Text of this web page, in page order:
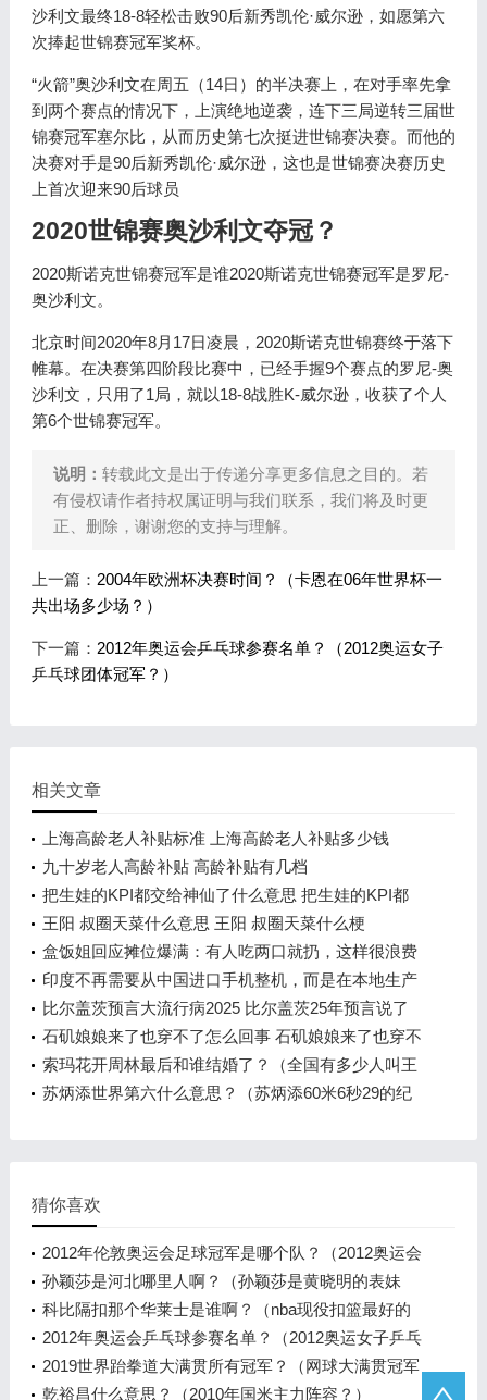
沙利文最终18-8轻松击败90后新秀凯伦·威尔逊，如愿第六
次捧起世锦赛冠军奖杯。
“火箭”奥沙利文在周五（14日）的半决赛上，在对手率先拿
到两个赛点的情况下，上演绝地逆袭，连下三局逆转三届世
锦赛冠军塞尔比，从而历史第七次挺进世锦赛决赛。而他的
决赛对手是90后新秀凯伦·威尔逊，这也是世锦赛决赛历史
上首次迎来90后球员
2020世锦赛奥沙利文夺冠？
2020斯诺克世锦赛冠军是谁2020斯诺克世锦赛冠军是罗尼-
奥沙利文。
北京时间2020年8月17日凌晨，2020斯诺克世锦赛终于落下
帷幕。在决赛第四阶段比赛中，已经手握9个赛点的罗尼-奥
沙利文，只用了1局，就以18-8战胜K-威尔逊，收获了个人
第6个世锦赛冠军。
说明： 转载此文是出于传递分享更多信息之目的。若
有侵权请作者持权属证明与我们联系，我们将及时更
正、删除，谢谢您的支持与理解。
上一篇： 2004年欧洲杯决赛时间？（卡恩在06年世界杯一
共出场多少场？）
下一篇： 2012年奥运会乒乓球参赛名单？（2012奥运女子
乒乓球团体冠军？）
相关文章
上海高龄老人补贴标准 上海高龄老人补贴多少钱
九十岁老人高龄补贴 高龄补贴有几档
把生娃的KPI都交给神仙了什么意思 把生娃的KPI都
交给神仙了什么情况
王阳 叔圈天菜什么意思 王阳 叔圈天菜什么梗
盒饭姐回应摊位爆满：有人吃两口就扔，这样很浪费
粮食
印度不再需要从中国进口手机整机，而是在本地生产
制造
比尔盖茨预言大流行病2025 比尔盖茨25年预言说了
什么
石矶娘娘来了也穿不了怎么回事 石矶娘娘来了也穿不
了啥情况
索玛花开周林最后和谁结婚了？（全国有多少人叫王
敏？）
苏炳添世界第六什么意思？（苏炳添60米6秒29的纪
猜你喜欢
2012年伦敦奥运会足球冠军是哪个队？（2012奥运会
足球决赛比分？）
孙颖莎是河北哪里人啊？（孙颖莎是黄晓明的表妹
吗？）
科比隔扣那个华莱士是谁啊？（nba现役扣篮最好的
球队？）
2012年奥运会乒乓球参赛名单？（2012奥运女子乒乓
球团体冠军？）
2019世界跆拳道大满贯所有冠军？（网球大满贯冠军
排名？）
乾裕昌什么意思？（2010年国米主力阵容？）